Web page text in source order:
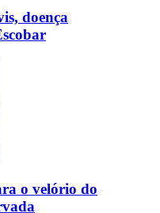
doença
o velório do